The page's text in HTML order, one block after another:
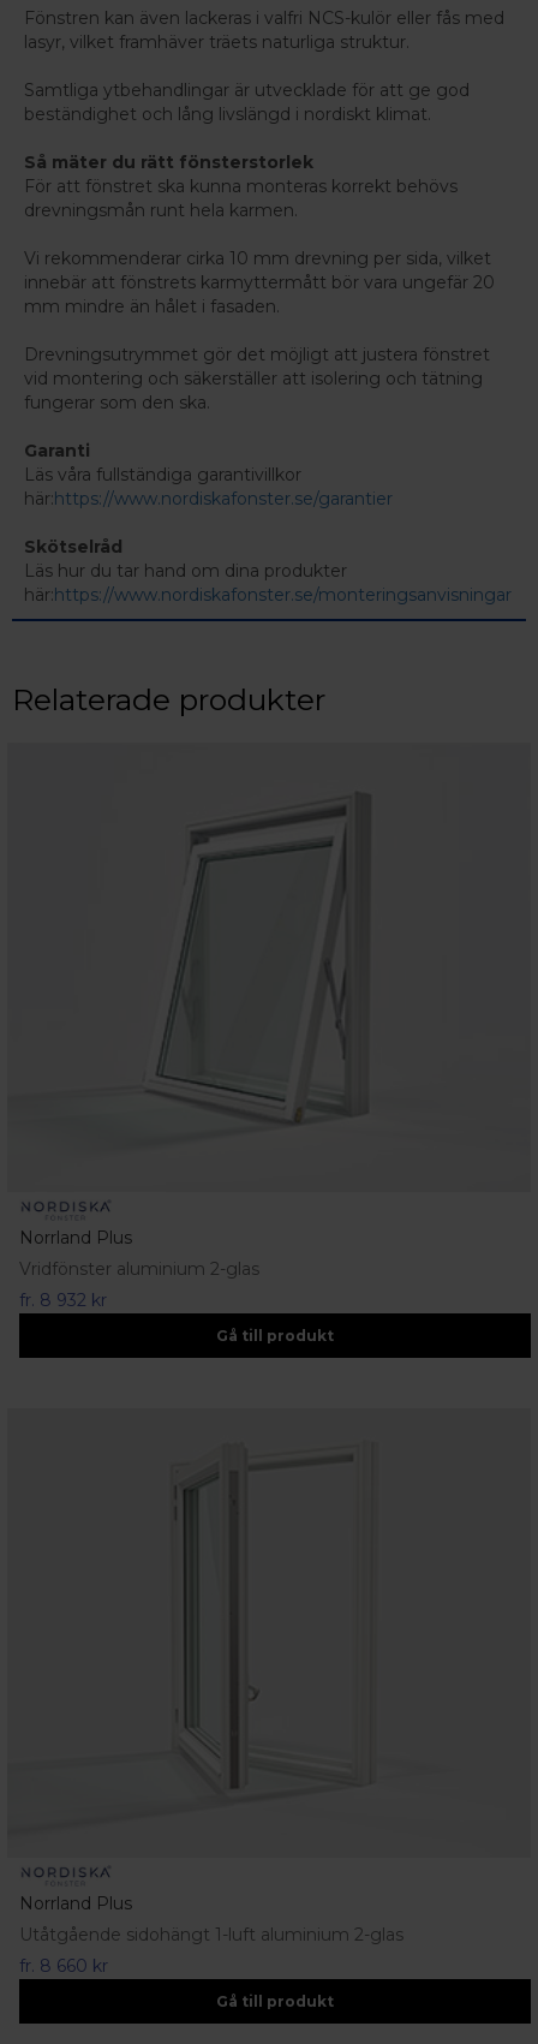
Fönstren kan även lackeras i valfri NCS-kulör eller fås med
lasyr, vilket framhäver träets naturliga struktur.
Samtliga ytbehandlingar är utvecklade för att ge god
beständighet och lång livslängd i nordiskt klimat.
Så mäter du rätt fönsterstorlek
För att fönstret ska kunna monteras korrekt behövs
drevningsmån runt hela karmen.
Vi rekommenderar cirka 10 mm drevning per sida, vilket
innebär att fönstrets karmyttermått bör vara ungefär 20
mm mindre än hålet i fasaden.
Drevningsutrymmet gör det möjligt att justera fönstret
vid montering och säkerställer att isolering och tätning
fungerar som den ska.
Garanti
Läs våra fullständiga garantivillkor
här:https://www.nordiskafonster.se/garantier
Skötselråd
Läs hur du tar hand om dina produkter
här:https://www.nordiskafonster.se/monteringsanvisningar
Relaterade produkter
Norrland Plus
Vridfönster aluminium 2-glas
fr. 8 932 kr
Gå till produkt
Norrland Plus
Utåtgående sidohängt 1-luft aluminium 2-glas
fr. 8 660 kr
Gå till produkt